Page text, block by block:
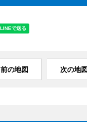
前の地図 次の地図